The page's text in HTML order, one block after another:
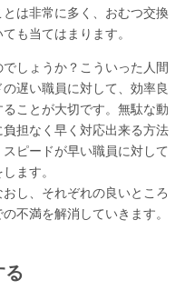
は非常に多く、おむつ交換
も当てはまります。
しょうか？こういった人間
遅い職員に対して、効率良
ことが大切です。無駄な動
担なく早く対応出来る方法
ピードが早い職員に対して
ます。
し、それぞれの良いところ
不満を解消していきます。
る